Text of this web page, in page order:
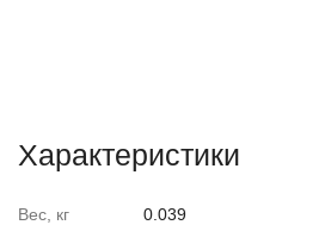
Характеристики
Вес, кг
0.039